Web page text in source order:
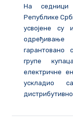
На седници
Републике
усвојене су
гарантовано
групе
електричне
ускладио